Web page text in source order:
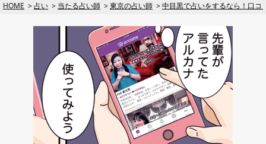
HOME 占い 当たる占い師 東京の占い師 中目黒で占いをするなら！口コ